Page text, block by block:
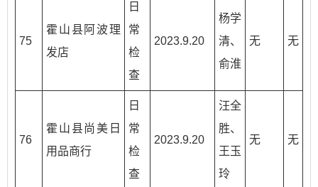
75
霍山县阿波理
发店
日
常
检
查
2023.9.20
杨学
清、
俞淮
无 无
76
霍山县尚美日
用品商行
日
常
检
查
2023.9.20
汪全
胜、
王玉
玲
无 无